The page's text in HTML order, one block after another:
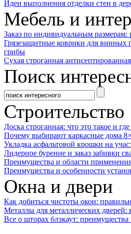
Идеи выполнения отделки стен в
Мебель и
Заказ по индивидуальным размерам:
Грязезащитные коврики для винных
грибы
Сухая строганная
Поиск
Строительство
Доска строганная: что это такое и
Почему выбирают каркасные дома
Укладка асфальтовой крошки на
Лидерное бурение и заказ забивки
Преимущества и области
Преимущества и особенности
Окна и двери
Как добиться чистоты окон:
Металлы для металлических
Все о шторах блэкаут: